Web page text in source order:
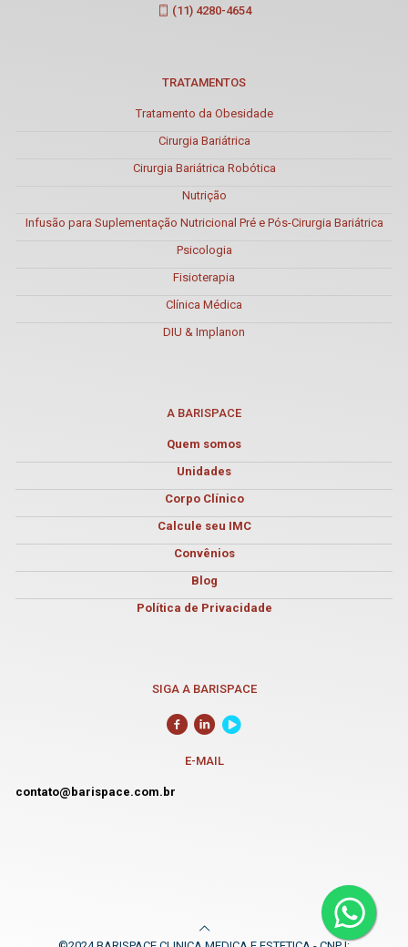
(11) 4280-4654
TRATAMENTOS
Tratamento da Obesidade
Cirurgia Bariátrica
Cirurgia Bariátrica Robótica
Nutrição
Infusão para Suplementação Nutricional Pré e Pós-Cirurgia Bariátrica
Psicologia
Fisioterapia
Clínica Médica
DIU & Implanon
A BARISPACE
Quem somos
Unidades
Corpo Clínico
Calcule seu IMC
Convênios
Blog
Política de Privacidade
SIGA A BARISPACE
E-MAIL
contato@barispace.com.br